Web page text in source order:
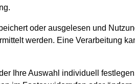
3,43 Mrd. USD
oder ausgelesen und
werden. Eine Verarbeitung
Ihre Auswahl individuell